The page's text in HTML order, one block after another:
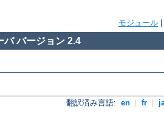
モジュール
バージョン 2.4
翻訳済み言語: en fr